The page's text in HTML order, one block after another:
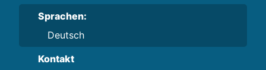
Sprachen:
Deutsch
Kontakt